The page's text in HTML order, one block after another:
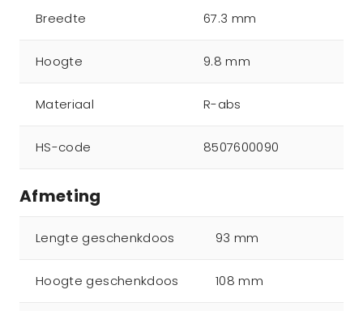
Breedte 67.3 mm
Hoogte 9.8 mm
Materiaal R-abs
HS-code 8507600090
Afmeting
Lengte geschenkdoos 93 mm
Hoogte geschenkdoos 108 mm